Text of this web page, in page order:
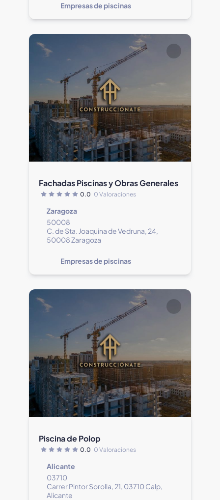
Empresas de piscinas
Fachadas Piscinas y Obras Generales
0.0 0 Valoraciones
Zaragoza
50008
C. de Sta. Joaquina de Vedruna, 24,
50008 Zaragoza
Empresas de piscinas
Piscina de Polop
0.0 0 Valoraciones
Alicante
03710
Carrer Pintor Sorolla, 21, 03710 Calp,
Alicante